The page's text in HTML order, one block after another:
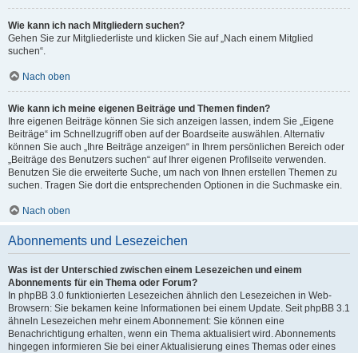
Wie kann ich nach Mitgliedern suchen?
Gehen Sie zur Mitgliederliste und klicken Sie auf „Nach einem Mitglied
suchen“.
Nach oben
Wie kann ich meine eigenen Beiträge und Themen finden?
Ihre eigenen Beiträge können Sie sich anzeigen lassen, indem Sie „Eigene
Beiträge“ im Schnellzugriff oben auf der Boardseite auswählen. Alternativ
können Sie auch „Ihre Beiträge anzeigen“ in Ihrem persönlichen Bereich oder
„Beiträge des Benutzers suchen“ auf Ihrer eigenen Profilseite verwenden.
Benutzen Sie die erweiterte Suche, um nach von Ihnen erstellen Themen zu
suchen. Tragen Sie dort die entsprechenden Optionen in die Suchmaske ein.
Nach oben
Abonnements und Lesezeichen
Was ist der Unterschied zwischen einem Lesezeichen und einem
Abonnements für ein Thema oder Forum?
In phpBB 3.0 funktionierten Lesezeichen ähnlich den Lesezeichen in Web-
Browsern: Sie bekamen keine Informationen bei einem Update. Seit phpBB 3.1
ähneln Lesezeichen mehr einem Abonnement: Sie können eine
Benachrichtigung erhalten, wenn ein Thema aktualisiert wird. Abonnements
hingegen informieren Sie bei einer Aktualisierung eines Themas oder eines